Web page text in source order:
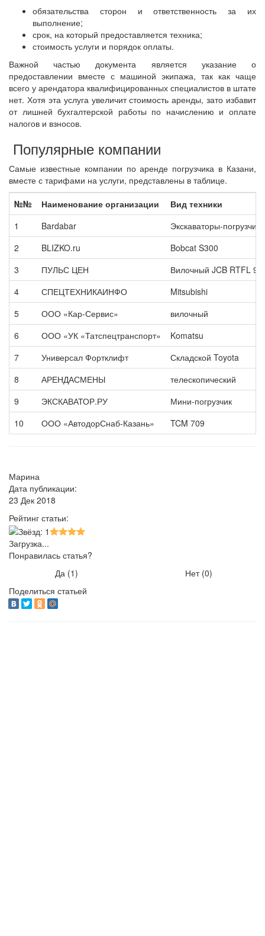
обязательства сторон и ответственность за их
выполнение;
срок, на который предоставляется техника;
стоимость услуги и порядок оплаты.
Важной частью документа является указание о
предоставлении вместе с машиной экипажа, так как чаще
всего у арендатора квалифицированных специалистов в штате
нет. Хотя эта услуга увеличит стоимость аренды, зато избавит
от лишней бухгалтерской работы по начислению и оплате
налогов и взносов.
Популярные компании
Самые известные компании по аренде погрузчика в Казани,
вместе с тарифами на услуги, представлены в таблице.
№№
Наименование организации
Вид техники
1
Bardabar
Экскаваторы-погрузчики
2
BLIZKO.ru
Bobcat S300
3
ПУЛЬС ЦЕН
Вилочный JCB RTFL
4
СПЕЦТЕХНИКАИНФО
Mitsubishi
5
ООО «Кар-Сервис»
вилочный
6
ООО «УК «Татспецтранспорт»
Komatsu
7
Универсал Фортклифт
Складской Toyota
8
АРЕНДАСМЕНЫ
телескопический
9
ЭКСКАВАТОР.РУ
Мини-погрузчик
10
ООО «АвтодорСнаб-Казань» TCM 709
Марина
Дата публикации:
23 Дек 2018
Рейтинг статьи:
Загрузка...
Понравилась статья?
Да (1) Нет (0)
Поделиться статьей